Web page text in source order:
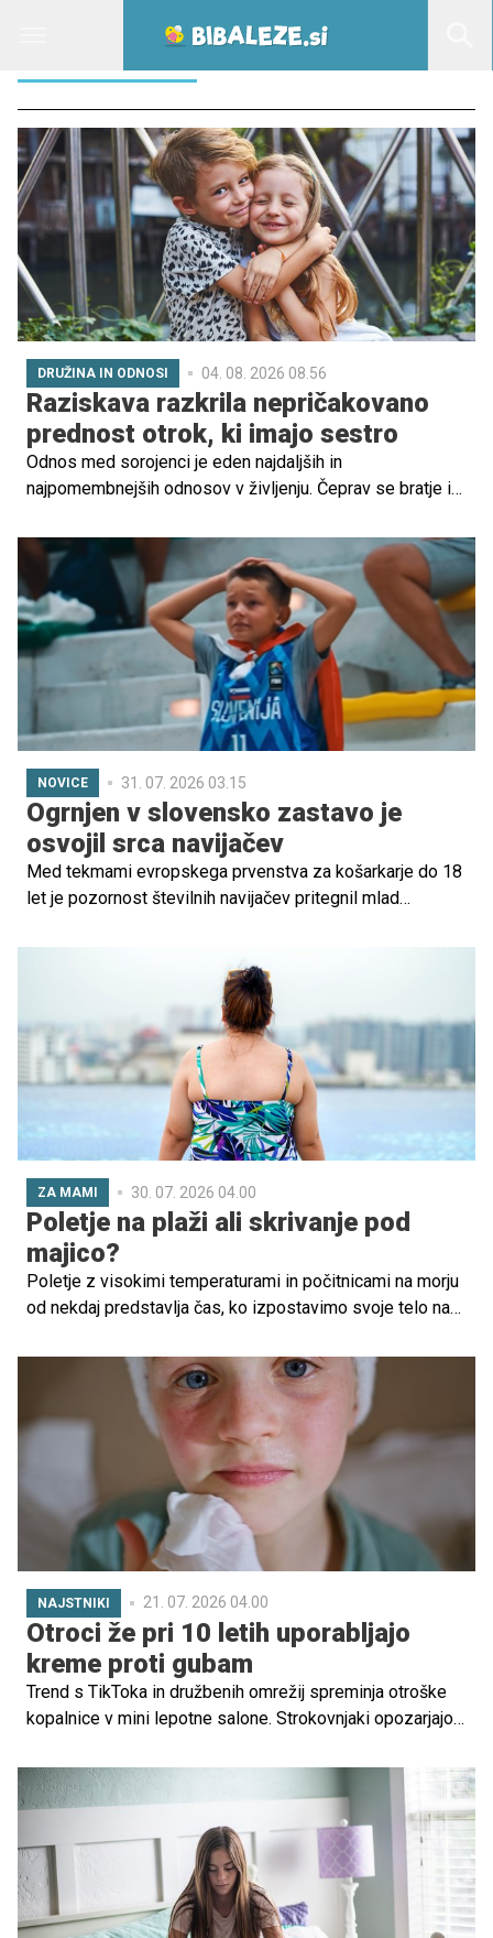
MLADOSTNIKI
DRUŽINA IN ODNOSI 04. 08. 2026 08.56
Raziskava razkrila nepričakovano
prednost otrok, ki imajo sestro
Odnos med sorojenci je eden najdaljših in
najpomembnejših odnosov v življenju. Čeprav se bratje in
pozornost staršev, raziskave kažejo, da lahko prav
odraščanje s sestro prinese pomembne koristi za
čustveni razvoj.
NOVICE 31. 07. 2026 03.15
Ogrnjen v slovensko zastavo je
osvojil srca navijačev
Med tekmami evropskega prvenstva za košarkarje do 18
let je pozornost številnih navijačev pritegnil mlad
za slovensko reprezentanco so ujeli tudi organizatorji
prvenstva, posnetek pa je hitro zaokrožil po družbenih
ZA MAMI 30. 07. 2026 04.00
Poletje na plaži ali skrivanje pod
majico?
Poletje z visokimi temperaturami in počitnicami na morju
od nekdaj predstavlja čas, ko izpostavimo svoje telo na
se usedeš, krive noge, roke brez kančka mišične mase
ali rane po poskusu samopoškodovanja. Če lahko to
skozi jesen, zimo in pomlad uspešno prekrivamo z
ohlapnimi dolgimi oblačili, poleti s tem pritegnemo
dodatno pozornost. In dodatne pozornosti si mladostniki,
ki želijo ostati "nevidni", ne želijo.
NAJSTNIKI 21. 07. 2026 04.00
Otroci že pri 10 letih uporabljajo
kreme proti gubam
Trend s TikToka in družbenih omrežij spreminja otroške
kopalnice v mini lepotne salone. Strokovnjaki opozarjajo: